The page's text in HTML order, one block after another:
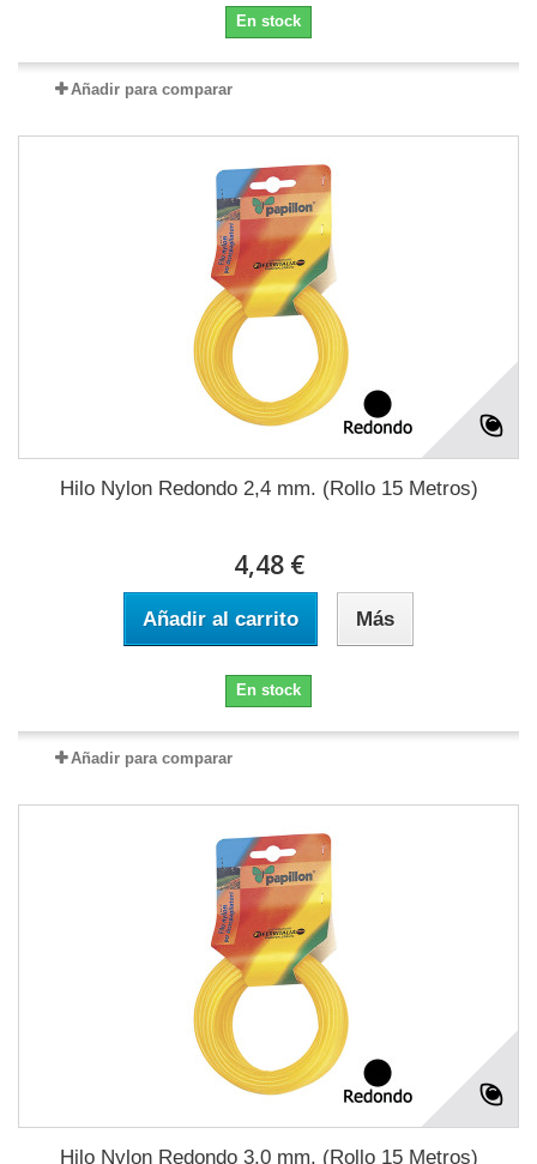
En stock
Añadir para comparar
Hilo Nylon Redondo 2,4 mm. (Rollo 15 Metros)
4,48 €
Añadir al carrito Más
En stock
Añadir para comparar
Hilo Nylon Redondo 3,0 mm. (Rollo 15 Metros)